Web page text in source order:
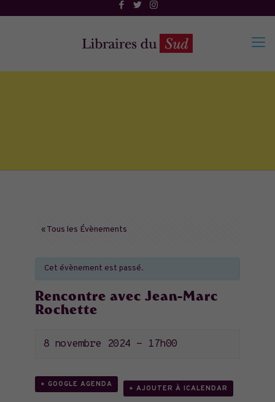
« Tous les Évènements
Cet évènement est passé.
Rencontre avec Jean-Marc
Rochette
8 novembre 2024 - 17h00
+ GOOGLE AGENDA
+ AJOUTER À ICALENDAR